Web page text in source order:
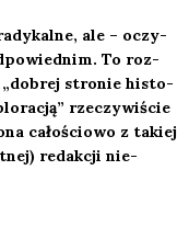
ale – oczy­
To roz­
„dobrej stro­nie histo­
rze­czy­wi­ście
cało­ścio­wo z takiej
redak­cji nie­